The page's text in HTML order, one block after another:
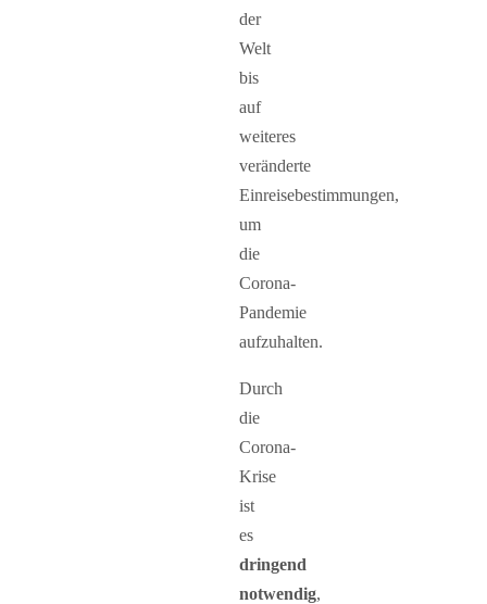
der
Welt
bis
auf
weiteres
veränderte
Einreisebestimmungen,
um
die
Corona-
Pandemie
aufzuhalten.
Durch
die
Corona-
Krise
ist
es
dringend
notwendig,